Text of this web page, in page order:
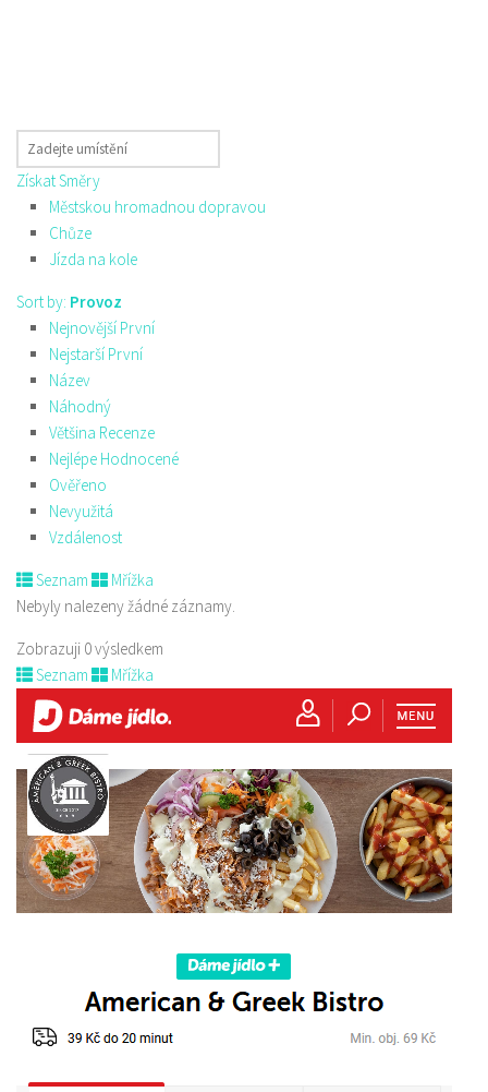
Získat Směry
Městskou hromadnou dopravou
Chůze
Jízda na kole
Sort by: Provoz
Nejnovější První
Nejstarší První
Název
Náhodný
Většina Recenze
Nejlépe Hodnocené
Ověřeno
Nevyužitá
Vzdálenost
Seznam
Mřížka
Nebyly nalezeny žádné záznamy.
Zobrazuji 0 výsledkem
Seznam
Mřížka